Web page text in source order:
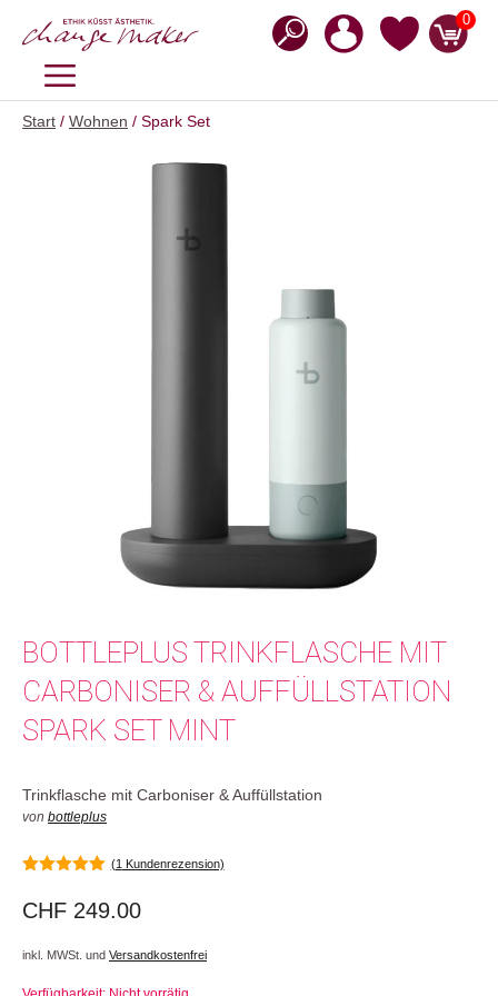
Inhalt
0
MENÜ
Start / Wohnen / Spark Set
BOTTLEPLUS TRINKFLASCHE MIT
CARBONISER & AUFFÜLLSTATION
SPARK SET MINT
Trinkflasche mit Carboniser & Auffüllstation
von bottleplus
(1 Kundenrezension)
CHF 249.00
inkl. MWSt. und Versandkostenfrei